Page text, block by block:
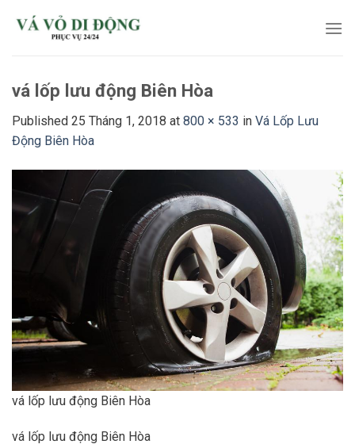
vá lốp lưu động Biên Hòa
Published 25 Tháng 1, 2018 at 800 × 533 in Vá Lốp Lưu
Động Biên Hòa
vá lốp lưu động Biên Hòa
vá lốp lưu động Biên Hòa